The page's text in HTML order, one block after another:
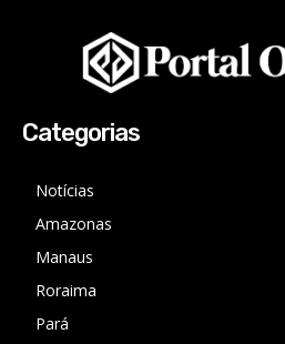
Categorias
Notícias
Amazonas
Manaus
Roraima
Pará